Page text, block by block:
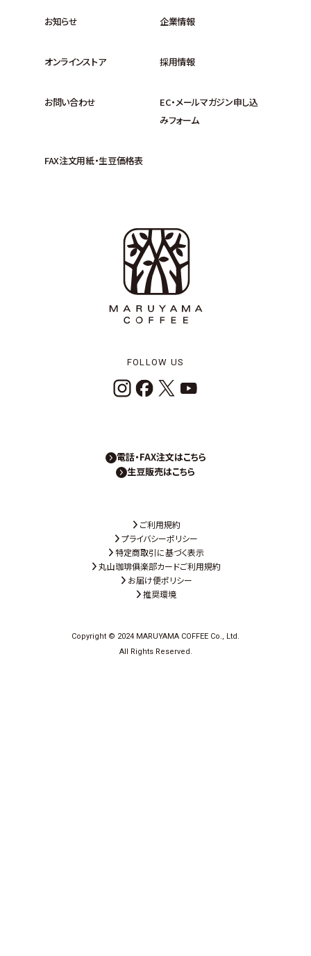
お知らせ 企業情報
オンラインストア 採用情報
お問い合わせ
EC・メールマガジン申し込
みフォーム
FAX注文用紙・生豆価格表
FOLLOW US
電話・FAX注文はこちら
生豆販売はこちら
ご利用規約
プライバシーポリシー
特定商取引に基づく表示
丸山珈琲俱楽部カードご利用規約
お届け便ポリシー
推奨環境
Copyright © 2024 MARUYAMA COFFEE Co., Ltd.
All Rights Reserved.